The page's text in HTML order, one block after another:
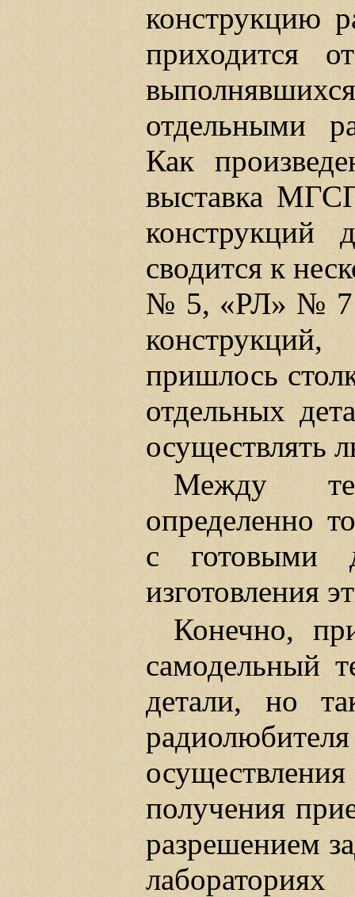
конструкцию
приходится
отдельными
Как
выставка
конструкций
сводится к
№ 5, «РЛ» № 7
пришлось
отдельных
осуществлять
Между
определенно
с готовыми
изготовления
Конечно,
самодельный
детали, но
получения
разрешением